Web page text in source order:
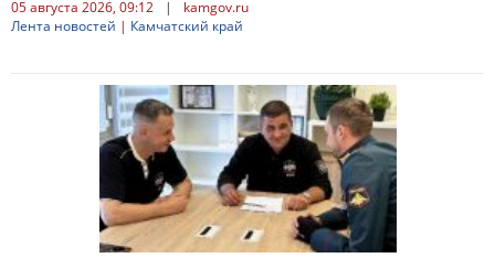
05 августа 2026, 09:12 |
kamgov.ru
Лента новостей | Камчатский край